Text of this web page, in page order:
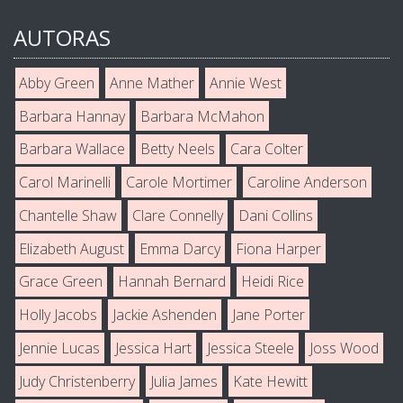
AUTORAS
Abby Green Anne Mather
Annie West
Barbara Hannay
Barbara McMahon
Barbara Wallace
Betty Neels
Cara Colter
Carol Marinelli
Carole Mortimer
Caroline Anderson
Chantelle Shaw
Clare Connelly
Dani Collins
Elizabeth August
Emma Darcy
Fiona Harper
Grace Green
Hannah Bernard
Heidi Rice
Holly Jacobs
Jackie Ashenden
Jane Porter
Jennie Lucas
Jessica Hart Jessica Steele
Joss Wood
Judy Christenberry
Julia James
Kate Hewitt